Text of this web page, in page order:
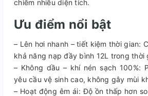
chiếm nhiều diện tích.
Ưu điểm nổi bật
– Lên hơi nhanh – tiết kiệm thời gian:
khả năng nạp đầy bình 12L trong thời
– Không dầu – khí nén sạch 100%:
yêu cầu vệ sinh cao, không gây mùi
– Hoạt động êm ái: Độ ồn thấp hơn